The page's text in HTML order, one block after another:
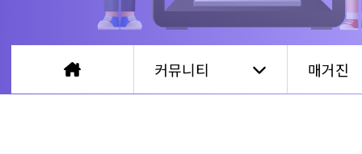
커뮤니티 매거진